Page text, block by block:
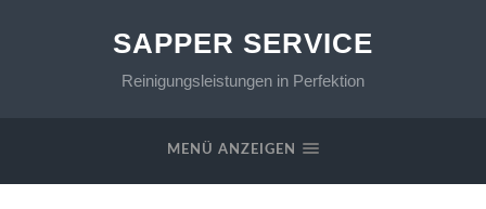
SAPPER SERVICE
Reinigungsleistungen in Perfektion
MENÜ ANZEIGEN